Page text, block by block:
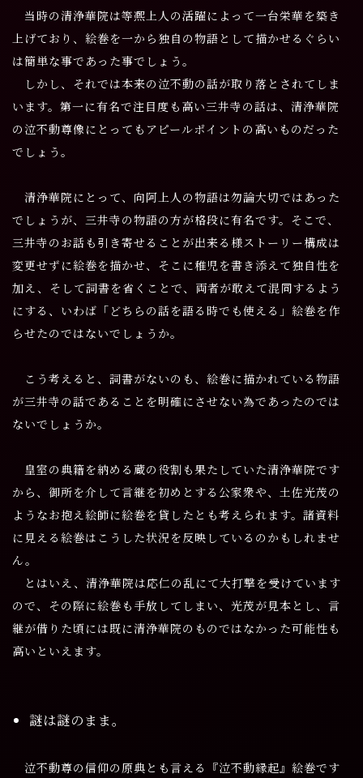
当時の清浄華院は等凞上人の活躍によって一台栄華を築き
上げており、絵巻を一から独自の物語として描かせるぐらい
は簡単な事であった事でしょう。
しかし、それでは本来の泣不動の話が取り落とされてしま
います。第一に有名で注目度も高い三井寺の話は、清浄華院
の泣不動尊像にとってもアピールポイントの高いものだった
でしょう。
清浄華院にとって、向阿上人の物語は勿論大切ではあった
でしょうが、三井寺の物語の方が格段に有名です。そこで、
三井寺のお話も引き寄せることが出来る様ストーリー構成は
変更せずに絵巻を描かせ、そこに稚児を書き添えて独自性を
加え、そして詞書を省くことで、両者が敢えて混同するよう
にする、いわば「どちらの話を語る時でも使える」絵巻を作
らせたのではないでしょうか。
こう考えると、詞書がないのも、絵巻に描かれている物語
が三井寺の話であることを明確にさせない為であったのでは
ないでしょうか。
皇室の典籍を納める蔵の役割も果たしていた清浄華院です
から、御所を介して言継を初めとする公家衆や、土佐光茂の
ようなお抱え絵師に絵巻を貸したとも考えられます。諸資料
に見える絵巻はこうした状況を反映しているのかもしれませ
ん。
とはいえ、清浄華院は応仁の乱にて大打撃を受けています
ので、その際に絵巻も手放してしまい、光茂が見本とし、言
継が借りた頃には既に清浄華院のものではなかった可能性も
高いといえます。
謎は謎のまま。
泣不動尊の信仰の原典とも言える『泣不動縁起』絵巻です